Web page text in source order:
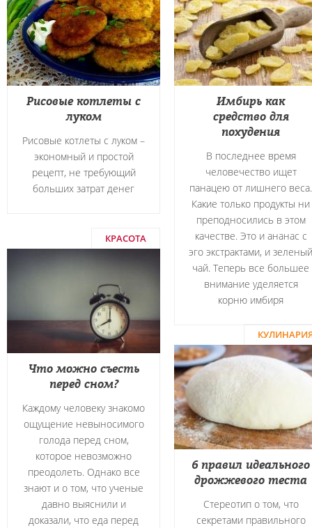
Рисовые котлеты с
луком
Рисовые котлеты с луком –
экономный и простой
рецепт, не требующий
больших затрат денег
Имбирь как
средство для
похудения
В последнее время
человечество ищет
панацею от лишнего веса.
Какие только продукты ни
преподносились в этом
качестве. Это и ананас с
эго экстрактами, и зеленый
чай. Теперь все большее
внимание уделяется
корню имбиря
КРАСОТА
Что можно съесть
перед сном?
Каждому человеку знакомо
ощущение невыносимого
голода перед сном,
которое невозможно
преодолеть. Однако все
знают и о том, что ученые
давно выяснили и
доказали, что еда перед
6 правил идеального
дрожжевого теста
Стереотип о том, что
секретами правильного